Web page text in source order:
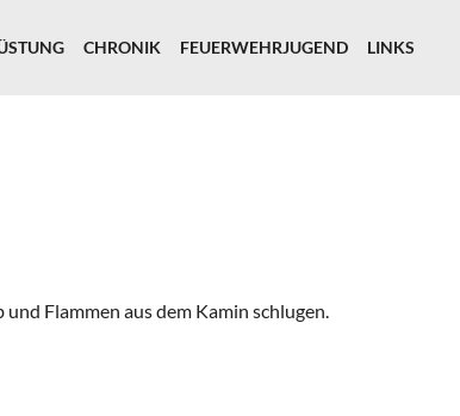
CHRONIK FEUERWEHRJUGEND LINKS
Flammen aus dem Kamin schlugen.